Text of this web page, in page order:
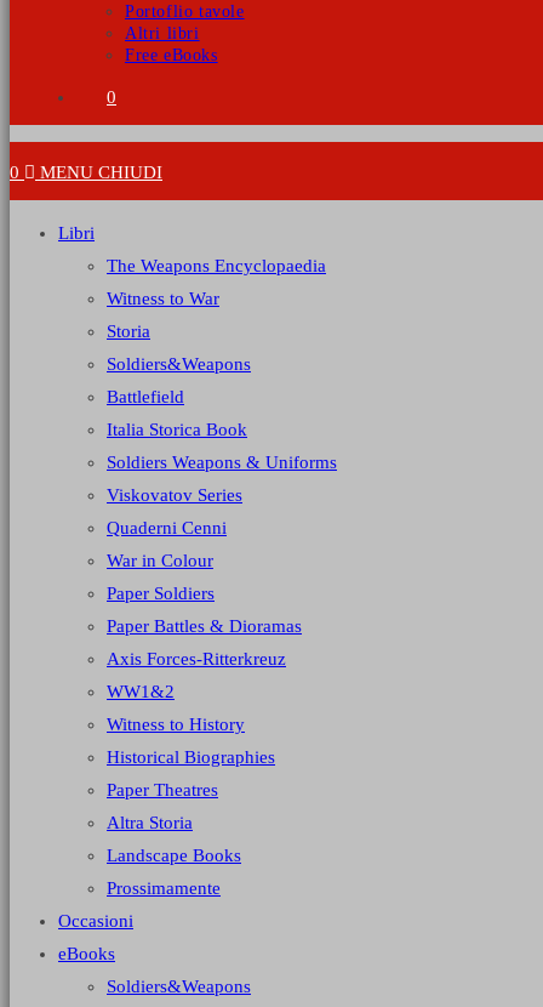
Portoflio tavole
Altri libri
Free eBooks
0
0 MENU CHIUDI
Libri
The Weapons Encyclopaedia
Witness to War
Storia
Soldiers&Weapons
Battlefield
Italia Storica Book
Soldiers Weapons & Uniforms
Viskovatov Series
Quaderni Cenni
War in Colour
Paper Soldiers
Paper Battles & Dioramas
Axis Forces-Ritterkreuz
WW1&2
Witness to History
Historical Biographies
Paper Theatres
Altra Storia
Landscape Books
Prossimamente
Occasioni
eBooks
Soldiers&Weapons